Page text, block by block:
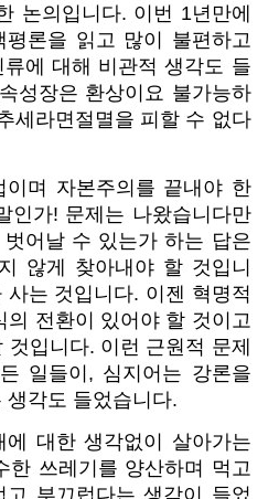
논의입니다. 이번 1년만에
론을 읽고 많이 불편하고
에 대해 비관적 생각도 들
성장은 환상이요 불가능하
세라면절멸을 피할 수 없다
이며 자본주의를 끝내야 한
인가! 문제는 나왔습니다만
어날 수 있는가 하는 답은
않게 찾아내야 할 것입니
는 것입니다. 이젠 혁명적
전환이 있어야 할 것이고
것입니다. 이런 근원적 문제
일들이, 심지어는 강론을
생각도 들었습니다.
에 대한 생각없이 살아가는
한 쓰레기를 양산하며 먹고
부끄럽다는 생각이 들었